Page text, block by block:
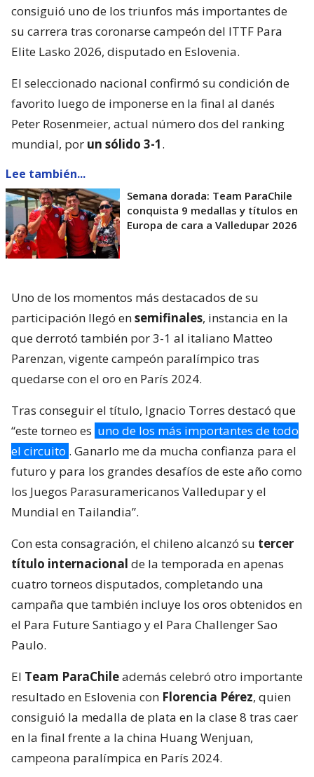
consiguió uno de los triunfos más importantes de
su carrera tras coronarse campeón del ITTF Para
Elite Lasko 2026, disputado en Eslovenia.
El seleccionado nacional confirmó su condición de
favorito luego de imponerse en la final al danés
Peter Rosenmeier, actual número dos del ranking
mundial, por un sólido 3-1.
Lee también...
Semana dorada: Team ParaChile
conquista 9 medallas y títulos en
Europa de cara a Valledupar 2026
Uno de los momentos más destacados de su
participación llegó ensemifinales, instancia en la
que derrotó también por 3-1 al italiano Matteo
Parenzan, vigente campeón paralímpico tras
quedarse con el oro en París 2024.
Tras conseguir el título, Ignacio Torres destacó que
“este torneo es uno de los más importantes de todo
el circuito . Ganarlo me da mucha confianza para el
futuro y para los grandes desafíos de este año como
los Juegos Parasuramericanos Valledupar y el
Mundial en Tailandia”.
Con esta consagración, el chileno alcanzó su tercer
título internacional de la temporada en apenas
cuatro torneos disputados, completando una
campaña que también incluye los oros obtenidos en
el Para Future Santiago y el Para Challenger Sao
Paulo.
El Team ParaChileademás celebró otro importante
resultado en Eslovenia con Florencia Pérez, quien
consiguió la medalla de plata en la clase 8 tras caer
en la final frente a la china Huang Wenjuan,
campeona paralímpica en París 2024.